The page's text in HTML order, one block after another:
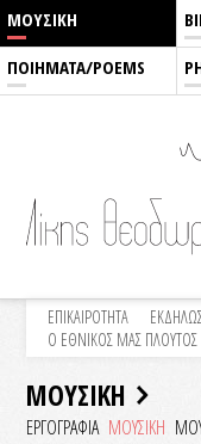
ΜΟΥΣΙΚΗ
ΠΟΙΗΜΑΤΑ/POEMS
ΕΠΙΚΑΙΡΟΤΗΤΑ
Ο ΕΘΝΙΚΟΣ ΜΑΣ ΠΛΟΥΤΟΣ
ΜΟΥΣΙΚΗ
ΕΡΓΟΓΡΑΦΙΑ ΜΟΥΣΙΚΗ